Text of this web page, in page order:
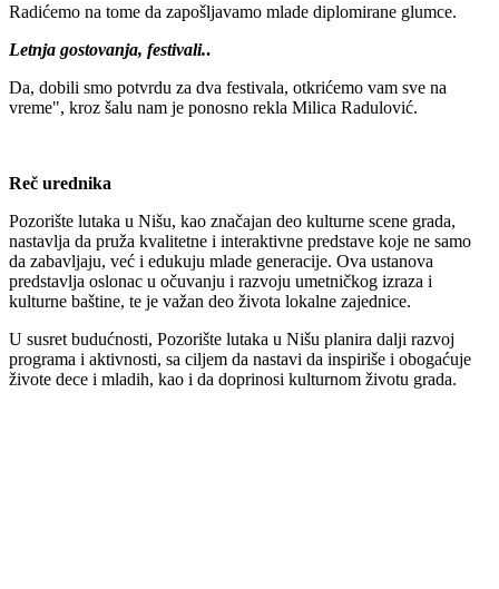
Radićemo na tome da zapošljavamo mlade diplomirane glumce.
Letnja gostovanja, festivali..
Da, dobili smo potvrdu za dva festivala, otkrićemo vam sve na
vreme", kroz šalu nam je ponosno rekla Milica Radulović.
Reč urednika
Pozorište lutaka u Nišu, kao značajan deo kulturne scene grada,
nastavlja da pruža kvalitetne i interaktivne predstave koje ne samo
da zabavljaju, već i edukuju mlade generacije. Ova ustanova
predstavlja oslonac u očuvanju i razvoju umetničkog izraza i
kulturne baštine, te je važan deo života lokalne zajednice.
U susret budućnosti, Pozorište lutaka u Nišu planira dalji razvoj
programa i aktivnosti, sa ciljem da nastavi da inspiriše i obogaćuje
živote dece i mladih, kao i da doprinosi kulturnom životu grada.